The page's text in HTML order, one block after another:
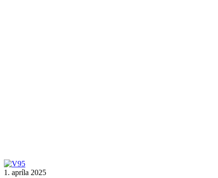
1. apríla 2025